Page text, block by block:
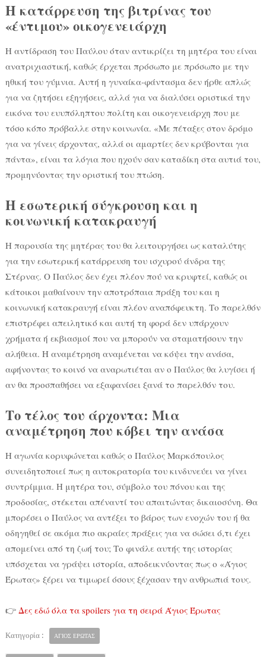
Η κατάρρευση της βιτρίνας του
«έντιμου» οικογενειάρχη
Η αντίδραση του Παύλου όταν αντικρίζει τη μητέρα του είναι
ανατριχιαστική, καθώς έρχεται πρόσωπο με πρόσωπο με την
ηθική του γύμνια. Αυτή η γυναίκα-φάντασμα δεν ήρθε απλώς
για να ζητήσει εξηγήσεις, αλλά για να διαλύσει οριστικά την
εικόνα του ευυπόληπτου πολίτη και οικογενειάρχη που με
τόσο κόπο πρόβαλλε στην κοινωνία. «Με πέταξες στον δρόμο
για να γίνεις άρχοντας, αλλά οι αμαρτίες δεν κρύβονται για
πάντα», είναι τα λόγια που ηχούν σαν καταδίκη στα αυτιά του,
προμηνύοντας την οριστική του πτώση.
Η εσωτερική σύγκρουση και η
κοινωνική κατακραυγή
Η παρουσία της μητέρας του θα λειτουργήσει ως καταλύτης
για την εσωτερική κατάρρευση του ισχυρού άνδρα της
Στέρνας. Ο Παύλος δεν έχει πλέον πού να κρυφτεί, καθώς οι
κάτοικοι μαθαίνουν την αποτρόπαια πράξη του και η
κοινωνική κατακραυγή είναι πλέον αναπόφευκτη. Το παρελθόν
επιστρέφει απειλητικό και αυτή τη φορά δεν υπάρχουν
χρήματα ή εκβιασμοί που να μπορούν να σταματήσουν την
αλήθεια. Η αναμέτρηση αναμένεται να κόψει την ανάσα,
αφήνοντας το κοινό να αναρωτιέται αν ο Παύλος θα λυγίσει ή
αν θα προσπαθήσει να εξαφανίσει ξανά το παρελθόν του.
Το τέλος του άρχοντα: Μια
αναμέτρηση που κόβει την ανάσα
Η αγωνία κορυφώνεται καθώς ο Παύλος Μαρκόπουλος
συνειδητοποιεί πως η αυτοκρατορία του κινδυνεύει να γίνει
συντρίμμια. Η μητέρα του, σύμβολο του πόνου και της
προδοσίας, στέκεται απέναντί του απαιτώντας δικαιοσύνη. Θα
μπορέσει ο Παύλος να αντέξει το βάρος των ενοχών του ή θα
οδηγηθεί σε ακόμα πιο ακραίες πράξεις για να σώσει ό,τι έχει
απομείνει από τη ζωή του; Το φινάλε αυτής της ιστορίας
υπόσχεται να γράψει ιστορία, αποδεικνύοντας πως ο «Άγιος
Έρωτας» ξέρει να τιμωρεί όσους ξέχασαν την ανθρωπιά τους.
👉 Δες εδώ όλα τα spoilers για τη σειρά Άγιος Έρωτας
Κατηγορία : ΑΓΙΟΣ ΕΡΩΤΑΣ